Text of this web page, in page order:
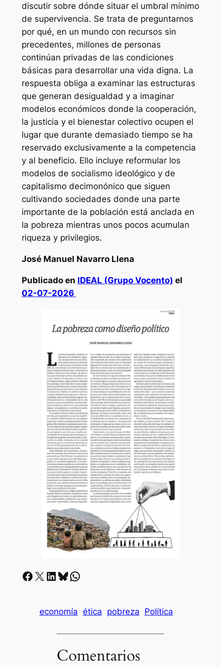
discutir sobre dónde situar el umbral mínimo
de supervivencia. Se trata de preguntarnos
por qué, en un mundo con recursos sin
precedentes, millones de personas
continúan privadas de las condiciones
básicas para desarrollar una vida digna. La
respuesta obliga a examinar las estructuras
que generan desigualdad y a imaginar
modelos económicos donde la cooperación,
la justicia y el bienestar colectivo ocupen el
lugar que durante demasiado tiempo se ha
reservado exclusivamente a la competencia
y al beneficio. Ello incluye reformular los
modelos de socialismo ideológico y de
capitalismo decimonónico que siguen
cultivando sociedades donde una parte
importante de la población está anclada en
la pobreza mientras unos pocos acumulan
riqueza y privilegios.
José Manuel Navarro Llena
Publicado en IDEAL (Grupo Vocento) el
02-07-2026
Facebook X LinkedIn Bluesky Whatsapp
economía ética pobreza Política
Comentarios